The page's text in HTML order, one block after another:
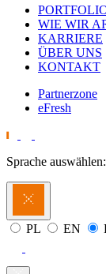
WIE WIR
KARRIERE
ÜBER UNS
KONTAKT
Partnerzone
eFresh
Sprache auswählen:
PL EN